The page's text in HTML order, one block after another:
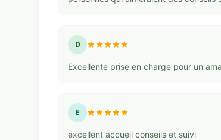
D
Excellente prise en charge pour un
E
excellent accueil conseils et suivi